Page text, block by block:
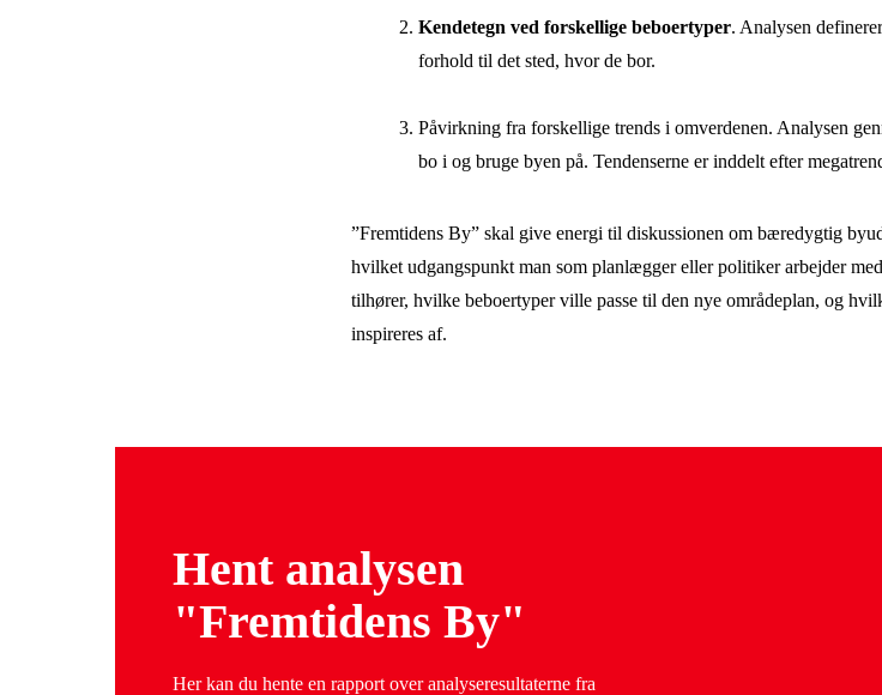
Kendetegn ved forskellige beboertyper. Analysen
forhold til det sted, hvor de bor.
Påvirkning fra forskellige trends i omverdenen. Analysen
bo i og bruge byen på. Tendenserne er inddelt efter
”Fremtidens By” skal give energi til diskussionen om bæredygtig
hvilket udgangspunkt man som planlægger eller politiker arbejder
tilhører, hvilke beboertyper ville passe til den nye områdeplan, og
inspireres af.
Hent analysen
"Fremtidens By"
Her kan du hente en rapport over analyseresultaterne fra